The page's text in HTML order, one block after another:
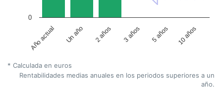
Año actual Un año 2 años 3 años 5 años 10 años
0
* Calculada en euros
Rentabilidades medias anuales en los periodos superiores a un
año.